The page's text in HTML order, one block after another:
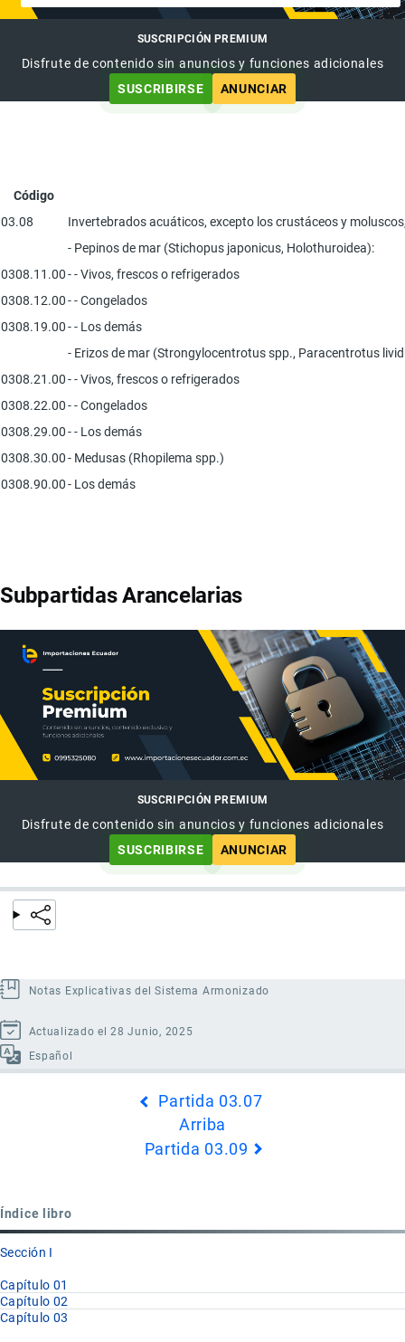
SUSCRIPCIÓN PREMIUM
Disfrute de contenido sin anuncios y funciones adicionales
SUSCRIBIRSE
ANUNCIAR
Código
03.08
Invertebrados acuáticos, excepto los crustáceos y
- Pepinos de mar (Stichopus japonicus, Holothuroidea):
0308.11.00- - Vivos, frescos o refrigerados
0308.12.00- - Congelados
0308.19.00- - Los demás
- Erizos de mar (Strongylocentrotus spp., Paracentrotus
0308.21.00- - Vivos, frescos o refrigerados
0308.22.00- - Congelados
0308.29.00- - Los demás
0308.30.00- Medusas (Rhopilema spp.)
0308.90.00- Los demás
Subpartidas Arancelarias
SUSCRIPCIÓN PREMIUM
Disfrute de contenido sin anuncios y funciones adicionales
SUSCRIBIRSE
ANUNCIAR
Notas Explicativas del Sistema Armonizado
Actualizado el 28 Junio, 2025
Español
03.08
Partida 03.07
Arriba
Partida 03.09
Índice libro
Sección I
Capítulo 01
Capítulo 02
Capítulo 03